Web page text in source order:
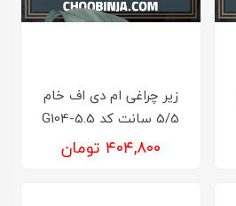
زیر چراغی ام دی اف خام
5/5 سانت کد G104-5.5
۴۰۴,۸۰۰ تومان